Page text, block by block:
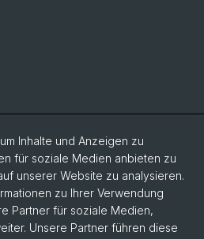
Inhalte und Anzeigen zu
für soziale Medien anbieten zu
unserer Website zu analysieren.
zu Ihrer Verwendung
Partner für soziale Medien,
Unsere Partner führen diese